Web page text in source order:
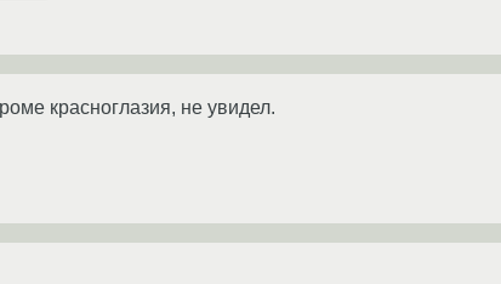
красноглазия, не увидел.